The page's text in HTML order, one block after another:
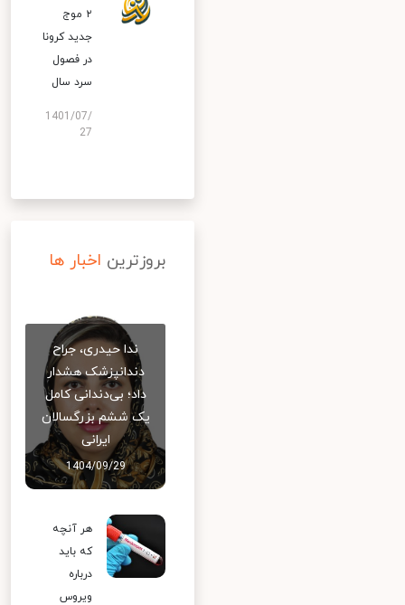
۲ موج
جدید کرونا
در فصول
سرد سال
1401/07/
27
بروزترین اخبار ها
ندا حیدری، جراح
دندانپزشک هشدار
داد؛ بی‌دندانی کامل
یک ششم بزرگسالان
ایرانی
1404/09/29
هر آنچه
که باید
درباره
ویروس